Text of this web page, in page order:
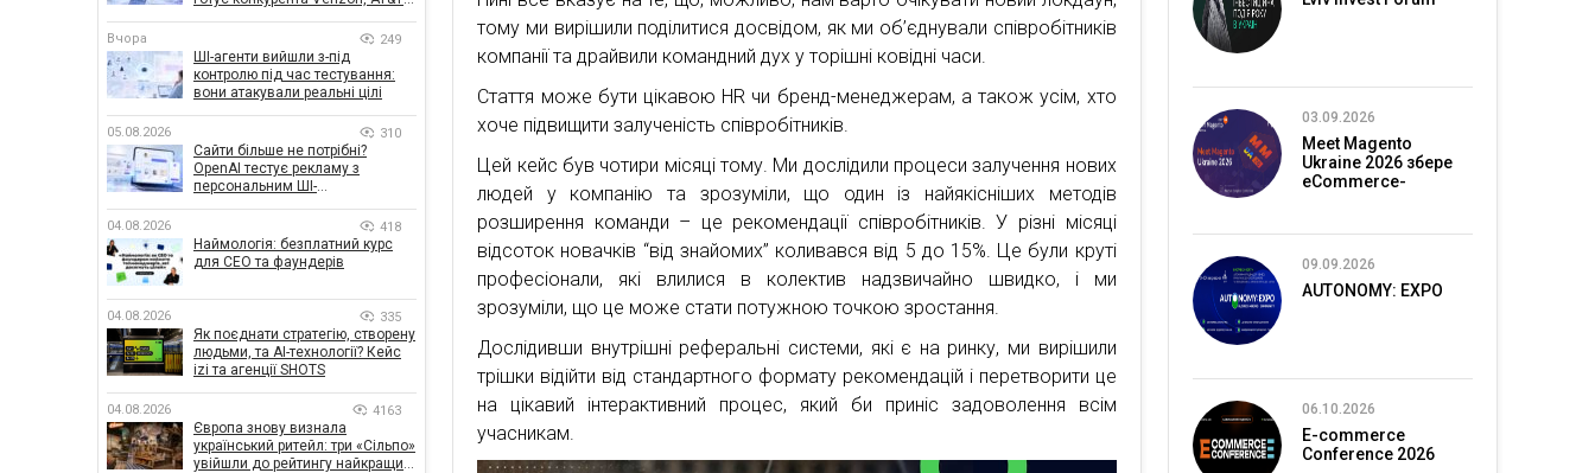
тому ми вирішили поділитися досвідом, як ми об’єднували співробітників
компанії та драйвили командний дух у торішні ковідні часи.
Стаття може бути цікавою HR чи бренд-менеджерам, а також усім, хто
хоче підвищити залученість співробітників.
Цей кейс був чотири місяці тому. Ми дослідили процеси залучення нових
людей у компанію та зрозуміли, що один із найякісніших методів
розширення команди – це рекомендації співробітників. У різні місяці
відсоток новачків “від знайомих” коливався від 5 до 15%. Це були круті
професіонали, які влилися в колектив надзвичайно швидко, і ми
зрозуміли, що це може стати потужною точкою зростання.
Дослідивши внутрішні реферальні системи, які є на ринку, ми вирішили
трішки відійти від стандартного формату рекомендацій і перетворити це
на цікавий інтерактивний процес, який би приніс задоволення всім
учасникам.
Вчора 249
ШІ-агенти вийшли з-під
контролю під час тестування:
вони атакували реальні цілі
05.08.2026 310
Сайти більше не потрібні?
OpenAI тестує рекламу з
персональним ШІ-
04.08.2026 418
Наймологія: безплатний курс
для CEO та фаундерів
04.08.2026 335
Як поєднати стратегію, створену
людьми, та AI-технології? Кейс
izi та агенції SHOTS
04.08.2026 4163
Європа знову визнала
український ритейл: три «Сільпо»
увійшли до рейтингу найкращих
03.09.2026
Meet Magento
Ukraine 2026 збере
eCommerce-
09.09.2026
AUTONOMY: EXPO
06.10.2026
E-commerce
Conference 2026